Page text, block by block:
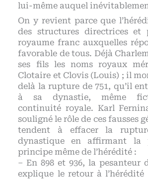
lui-même auquel
On y revient parce que
des structures directrices et
royaume franc auxquelles
favorable de tous. Déjà
ses fils les noms royaux
Clotaire et Clovis (Louis) ; il
delà la rupture de 751, qu’il
à sa dynastie, même
continuité royale. Karl
souligné le rôle de ces fausses
tendent à effacer la
dynastique en affirmant la
principe même de l’hérédité :
– En 898 et 936, la pesanteur
explique le retour à l’hérédité